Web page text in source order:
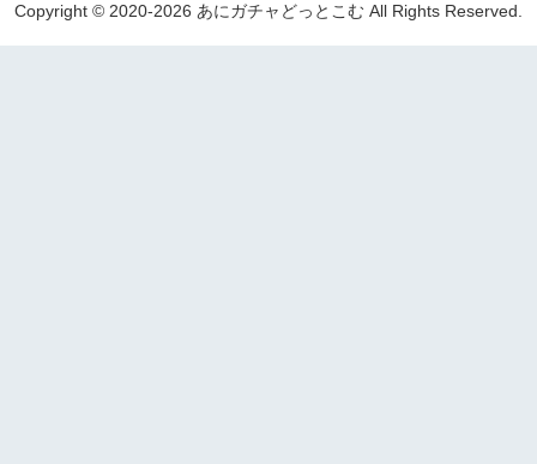
Copyright © 2020-2026 あにガチャどっとこむ All Rights Reserved.